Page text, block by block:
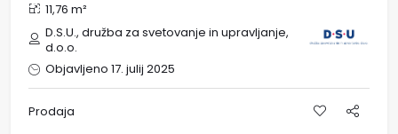
11,76 m²
D.S.U., družba za svetovanje in upravljanje,
d.o.o.
Objavljeno 17. julij 2025
Prodaja